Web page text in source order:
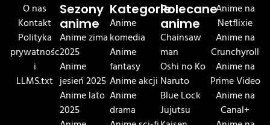
O nas
Kontakt
Polityka
prywatnośc
i
LLMS.txt
Sezony
anime
Anime zima
2025
Anime
jesień 2025
Anime lato
2025
Kategorie
Anime
komedia
Anime
fantasy
Anime akcji
Anime
drama
Polecane
anime
Chainsaw
man
Oshi no Ko
Naruto
Blue Lock
Jujutsu
Anime na
Netflixie
Anime na
Crunchyroll
Anime na
Prime Video
Anime na
Canal+